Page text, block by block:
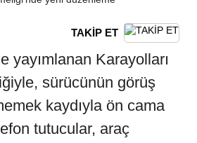
TAKİP ET
yayımlanan Karayolları
sürücünün görüş
kaydıyla ön cama
tutucular, araç